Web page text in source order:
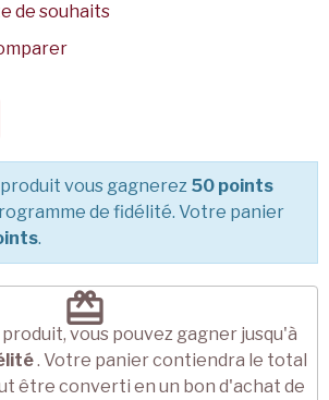
de souhaits
vous gagnerez 50 points
de fidélité. Votre panier
.
redeem
vous pouvez gagner jusqu'à
. Votre panier contiendra le total
être converti en un bon d'achat de